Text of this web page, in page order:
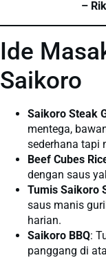
–
Ide
Saikoro
Saikoro Steak
mentega,
sederhana tapi
Beef Cubes
dengan saus
Tumis Saikoro
saus manis
harian.
Saikoro BBQ:
panggang di